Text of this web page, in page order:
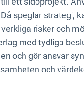
speglar strategi,
risker och
med tydliga
och gör ansvar
och